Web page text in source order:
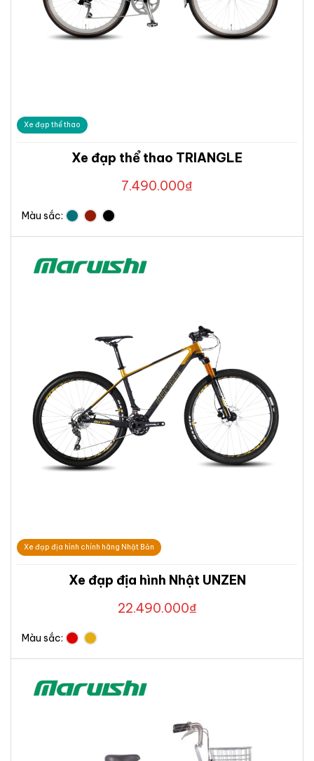
Xe đạp thể thao
Xe đạp thể thao TRIANGLE
7.490.000₫
Màu sắc:
Xe đạp địa hình chính hãng Nhật Bản
Xe đạp địa hình Nhật UNZEN
22.490.000₫
Màu sắc: